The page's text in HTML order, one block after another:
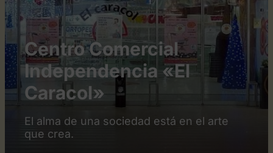
Centro Comercial
Independencia «El
Caracol»
El alma de una sociedad está en el arte
que crea.